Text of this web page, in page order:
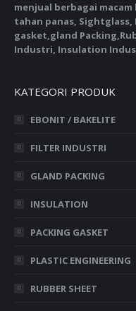
menjual berbagai
tahan panas, Sightglass,
gasket,gland
Industri, Insulation
KATEGORI PRODUK
EBONIT / BAKELITE
FILTER INDUSTRI
GLAND PACKING
INSULATION
PACKING GASKET
PLASTIC ENGINEERING
RUBBER SHEET